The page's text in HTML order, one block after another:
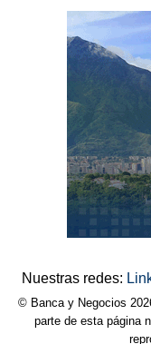
Nuestras redes:
© Banca y Negocios
parte de esta página